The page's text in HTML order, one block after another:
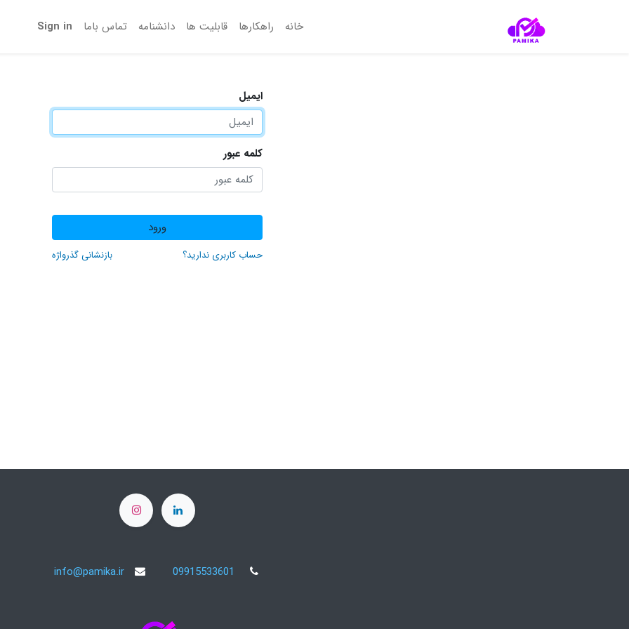
خانه راهکارها قابلیت ها دانشنامه تماس‌ باما Sign in
ایمیل
کلمه عبور
ورود
حساب کاربری ندارید؟ بازنشانی گذرواژه
09915533601
info@pamika.ir